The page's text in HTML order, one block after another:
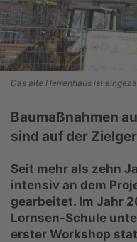
Das alte Herrenhaus ist
Baumaßnahmen
sind auf der
Seit mehr als zehn
intensiv an dem
gearbeitet. Im Jahr
Lornsen-Schule
erster Workshop